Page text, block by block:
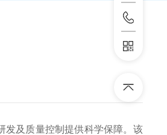
发及质量控制提供科学保障。该